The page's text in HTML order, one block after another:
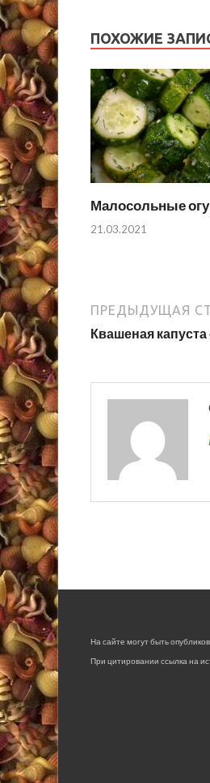
ПОХОЖИЕ
Малосольные
21.03.2021
ПРЕДЫДУЩАЯ
Квашеная
На сайте могут быть
При цитировании ссылка на